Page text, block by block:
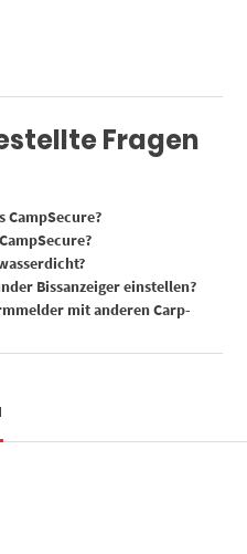
Fragen
CampSecure?
Bissanzeiger einstellen?
mit anderen Carp-